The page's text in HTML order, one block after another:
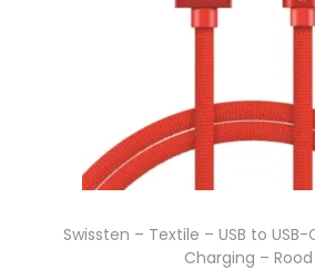
Swissten – Textile – USB to
Charging – Rood